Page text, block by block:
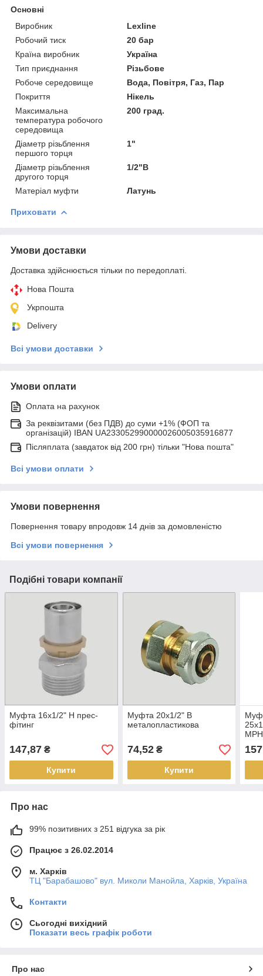
Основні
Виробник
Lexline
Робочий тиск
20 бар
Країна виробник
Україна
Тип приєднання
Різьбове
Робоче середовище
Вода, Повітря, Газ, Пар
Покриття
Нікель
Максимальна
температура робочого
середовища
200 град.
Діаметр різьблення
першого торця
1"
Діаметр різьблення
другого торця
1/2"В
Матеріал муфти Латунь
Приховати
Умови доставки
Доставка здійснюється тільки по передоплаті.
Нова Пошта
Укрпошта
Delivery
Всі умови доставки
Умови оплати
Оплата на рахунок
За реквізитами (без ПДВ) до суми +1% (ФОП та
організацій) IBAN UA233052990000026005035916877
Післяплата (завдаток від 200 грн) тільки "Нова пошта"
Всі умови оплати
Умови повернення
Повернення товару впродовж 14 днів за домовленістю
Всі умови повернення
Подібні товари компанії
Муфта 16х1/2" Н прес-
фітинг
147,87 ₴
Купити
Муфта 20х1/2" В
металопластикова
74,52₴
Купити
МРН
Про нас
99% позитивних з 251 відгука за рік
Працює з 26.02.2014
м. Харків
ТЦ "Барабашово" вул. Миколи Манойла, Харків, Україна
Контакти
Сьогодні вихідний
Показати весь графік роботи
Про нас